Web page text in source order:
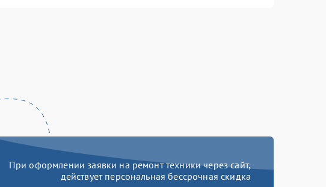
При оформлении заявки на ремонт техники через сайт,
действует персональная бессрочная скидка